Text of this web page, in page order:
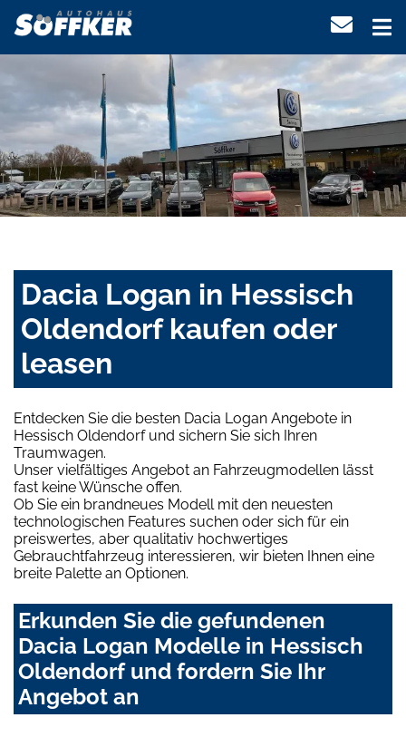
Dacia Logan in Hessisch
Oldendorf kaufen oder
leasen
Entdecken Sie die besten Dacia Logan Angebote in
Hessisch Oldendorf und sichern Sie sich Ihren
Traumwagen.
Unser vielfältiges Angebot an Fahrzeugmodellen lässt
fast keine Wünsche offen.
Ob Sie ein brandneues Modell mit den neuesten
technologischen Features suchen oder sich für ein
preiswertes, aber qualitativ hochwertiges
Gebrauchtfahrzeug interessieren, wir bieten Ihnen eine
breite Palette an Optionen.
Erkunden Sie die gefundenen
Dacia Logan Modelle in Hessisch
Oldendorf und fordern Sie Ihr
Angebot an